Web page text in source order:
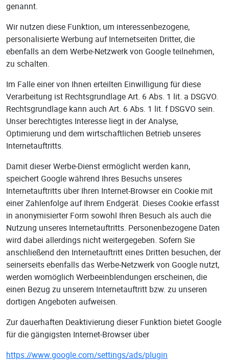
genannt.
Wir nutzen diese Funktion, um interessenbezogene,
personalisierte Werbung auf Internetseiten Dritter, die
ebenfalls an dem Werbe-Netzwerk von Google teilnehmen,
zu schalten.
Im Falle einer von Ihnen erteilten Einwilligung für diese
Verarbeitung ist Rechtsgrundlage Art. 6 Abs. 1 lit. a DSGVO.
Rechtsgrundlage kann auch Art. 6 Abs. 1 lit. f DSGVO sein.
Unser berechtigtes Interesse liegt in der Analyse,
Optimierung und dem wirtschaftlichen Betrieb unseres
Internetauftritts.
Damit dieser Werbe-Dienst ermöglicht werden kann,
speichert Google während Ihres Besuchs unseres
Internetauftritts über Ihren Internet-Browser ein Cookie mit
einer Zahlenfolge auf Ihrem Endgerät. Dieses Cookie erfasst
in anonymisierter Form sowohl Ihren Besuch als auch die
Nutzung unseres Internetauftritts. Personenbezogene Daten
wird dabei allerdings nicht weitergegeben. Sofern Sie
anschließend den Internetauftritt eines Dritten besuchen, der
seinerseits ebenfalls das Werbe-Netzwerk von Google nutzt,
werden womöglich Werbeeinblendungen erscheinen, die
einen Bezug zu unserem Internetauftritt bzw. zu unseren
dortigen Angeboten aufweisen.
Zur dauerhaften Deaktivierung dieser Funktion bietet Google
für die gängigsten Internet-Browser über
https://www.google.com/settings/ads/plugin